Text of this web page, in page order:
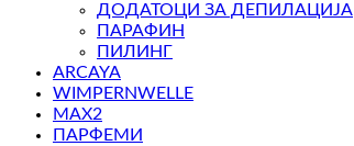
ДОДАТОЦИ ЗА ДЕПИЛАЦИЈА
ПАРАФИН
ПИЛИНГ
ARCAYA
WIMPERNWELLE
MAX2
ПАРФЕМИ